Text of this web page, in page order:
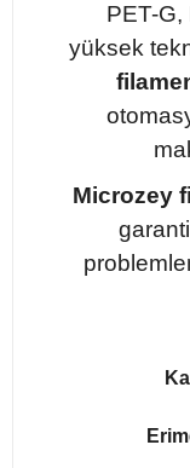
PET-G,
yüksek
Microzey